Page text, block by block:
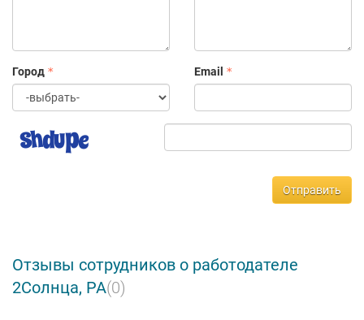
Город Email
Отправить
Отзывы сотрудников о работодателе
2Солнца, РА(0)